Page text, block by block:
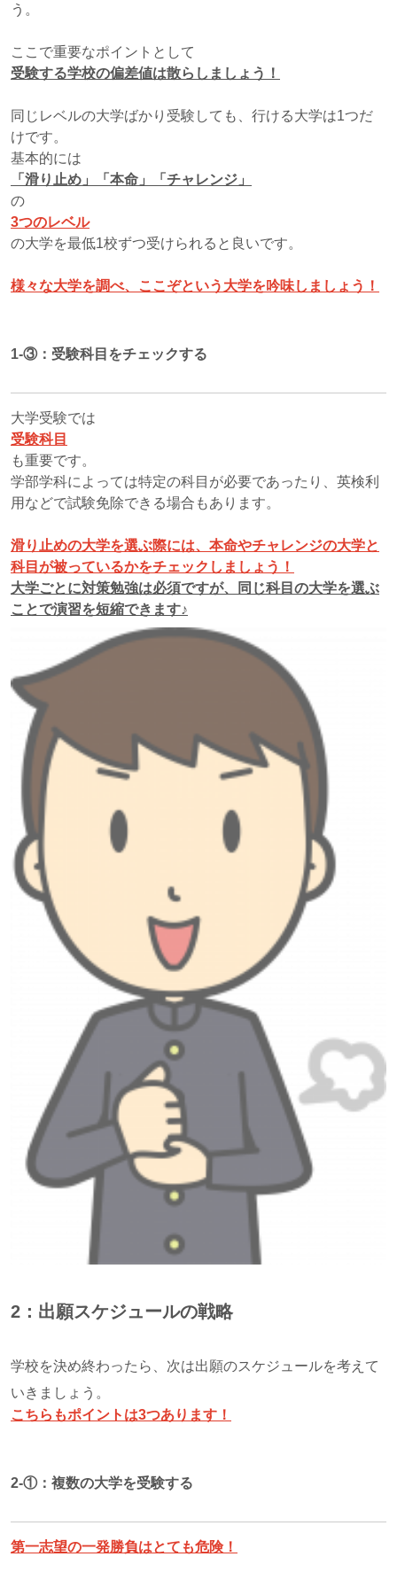
う。
ここで重要なポイントとして
受験する学校の偏差値は散らしましょう！
同じレベルの大学ばかり受験しても、行ける大学は1つだ
けです。
基本的には
「滑り止め」「本命」「チャレンジ」
の
3つのレベル
の大学を最低1校ずつ受けられると良いです。
様々な大学を調べ、ここぞという大学を吟味しましょう！
1-③： 受験科目をチェックする
大学受験では
受験科目
も重要です。
学部学科によっては特定の科目が必要であったり、英検利
用などで試験免除できる場合もあります。
滑り止めの大学を選ぶ際には、本命やチャレンジの大学と
科目が被っているかをチェックしましょう！
大学ごとに対策勉強は必須ですが、同じ科目の大学を選ぶ
ことで演習を短縮できます♪
2：出願スケジュールの戦略
学校を決め終わったら、次は出願のスケジュールを考えて
いきましょう。
こちらもポイントは3つあります！
2-①： 複数の大学を受験する
第一志望の一発勝負はとても危険！